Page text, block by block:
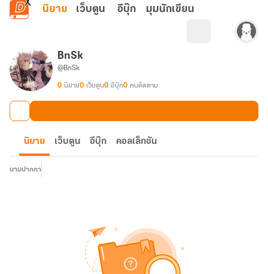
ข้ามไปยังเนื้อหาหลัก
นิยาย เว็บตูน อีบุ๊ก มุมนักเขียน
BnSk
@BnSk
0 นิยาย0 เว็บตูน0 อีบุ๊ก0 คนติดตาม
นิยาย เว็บตูน อีบุ๊ก คอลเล็กชัน
นามปากกา